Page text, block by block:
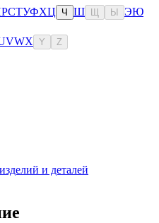
РСТУФХЦ Ч Ш Ы ЭЮ
VWX Y Z
и деталей